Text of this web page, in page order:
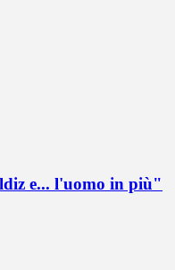
e... l'uomo in più"